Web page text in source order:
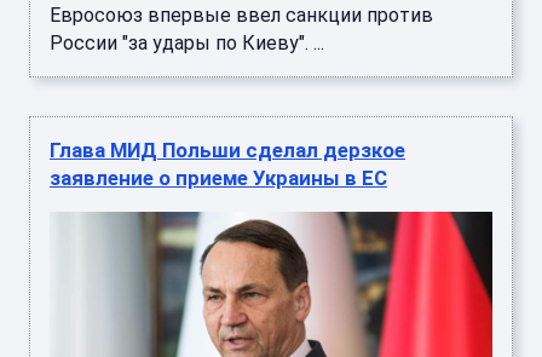
Евросоюз впервые ввел санкции против
России "за удары по Киеву". ...
Глава МИД Польши сделал дерзкое
заявление о приеме Украины в ЕС